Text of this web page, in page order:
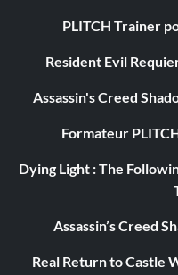
PLITCH Trainer
Resident Evil
Assassin's Creed
Formateur
Dying Light : The
Assassin’s Creed
Real Return to Castle